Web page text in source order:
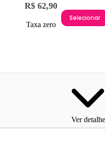
R$ 62,90
Taxa zero
Selecionar
Ver